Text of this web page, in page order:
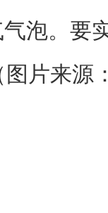
泡。要
片来源